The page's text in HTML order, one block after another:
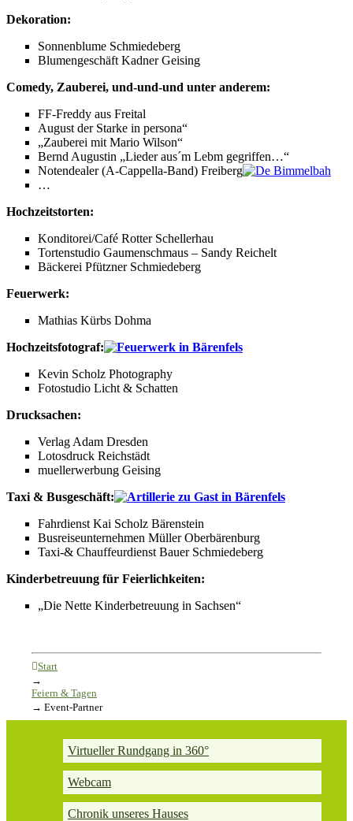
Dekoration:
Sonnenblume Schmiedeberg
Blumengeschäft Kadner Geising
Comedy, Zauberei, und-und-und unter anderem:
FF-Freddy aus Freital
August der Starke in persona“
„Zauberei mit Mario Wilson“
Bernd Augustin „Lieder aus´m Lebm gegriffen…“
Notendealer (A-Cappella-Band) Freiberg
…
Hochzeitstorten:
Konditorei/Café Rotter Schellerhau
Tortenstudio Gaumenschmaus – Sandy Reichelt
Bäckerei Pfützner Schmiedeberg
Feuerwerk:
Mathias Kürbs Dohma
Hochzeitsfotograf:
Kevin Scholz Photography
Fotostudio Licht & Schatten
Drucksachen:
Verlag Adam Dresden
Lotosdruck Reichstädt
muellerwerbung Geising
Taxi & Busgeschäft:
Fahrdienst Kai Scholz Bärenstein
Busreiseunternehmen Müller Oberbärenburg
Taxi-& Chauffeurdienst Bauer Schmiedeberg
Kinderbetreuung für Feierlichkeiten:
„Die Nette Kinderbetreuung in Sachsen“
Start
→
Feiern & Tagen
→ Event-Partner
Virtueller Rundgang in 360°
Webcam
Chronik unseres Hauses